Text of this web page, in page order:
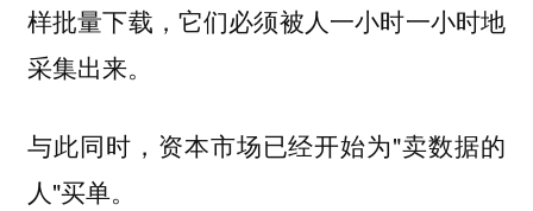
样批量下载，它们必须被人一小时一小时地
采集出来。
与此同时，资本市场已经开始为"卖数据的
人"买单。